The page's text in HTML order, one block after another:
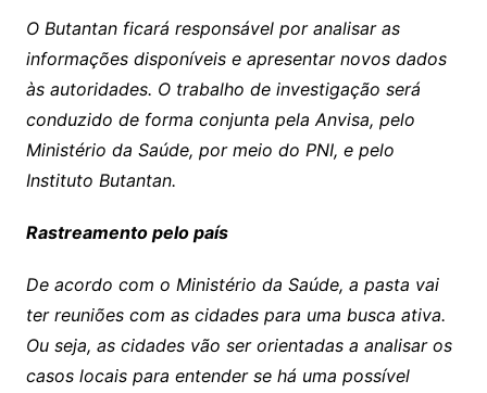
O Butantan ficará responsável por analisar as
informações disponíveis e apresentar novos dados
às autoridades. O trabalho de investigação será
conduzido de forma conjunta pela Anvisa, pelo
Ministério da Saúde, por meio do PNI, e pelo
Instituto Butantan.
Rastreamento pelo país
De acordo com o Ministério da Saúde, a pasta vai
ter reuniões com as cidades para uma busca ativa.
Ou seja, as cidades vão ser orientadas a analisar os
casos locais para entender se há uma possível